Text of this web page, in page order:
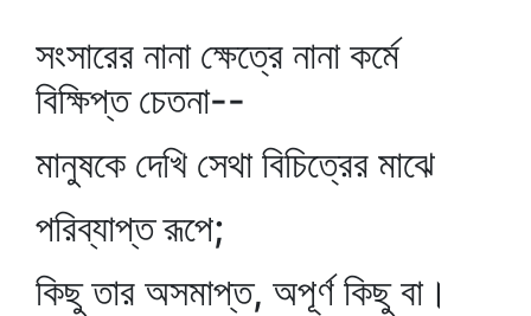
সংসারের নানা ক্ষেত্রে নানা কর্মে
বিক্ষিপ্ত চেতনা--
মানুষকে দেখি সেথা বিচিত্রের মাঝে
পরিব্যাপ্ত রূপে;
কিছু তার অসমাপ্ত, অপূর্ণ কিছু বা।